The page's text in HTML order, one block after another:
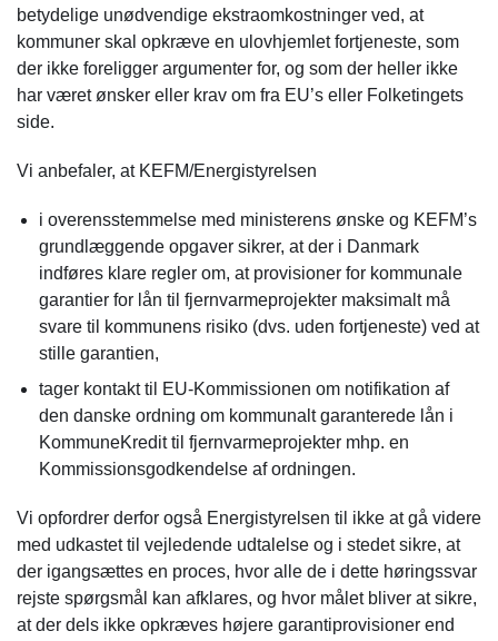
betydelige unødvendige ekstraomkostninger ved, at
kommuner skal opkræve en ulovhjemlet fortjeneste, som
der ikke foreligger argumenter for, og som der heller ikke
har været ønsker eller krav om fra EU’s eller Folketingets
side.
Vi anbefaler, at KEFM/Energistyrelsen
i overensstemmelse med ministerens ønske og KEFM’s
grundlæggende opgaver sikrer, at der i Danmark
indføres klare regler om, at provisioner for kommunale
garantier for lån til fjernvarmeprojekter maksimalt må
svare til kommunens risiko (dvs. uden fortjeneste) ved at
stille garantien,
tager kontakt til EU-Kommissionen om notifikation af
den danske ordning om kommunalt garanterede lån i
KommuneKredit til fjernvarmeprojekter mhp. en
Kommissionsgodkendelse af ordningen.
Vi opfordrer derfor også Energistyrelsen til ikke at gå videre
med udkastet til vejledende udtalelse og i stedet sikre, at
der igangsættes en proces, hvor alle de i dette høringssvar
rejste spørgsmål kan afklares, og hvor målet bliver at sikre,
at der dels ikke opkræves højere garantiprovisioner end